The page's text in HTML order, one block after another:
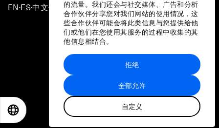
的流量。我们还会与社交媒体、广告和分析
合作伙伴分享您对我们网站的使用情况，这
些合作伙伴可能会将此类信息与您提供给他
们或他们在您使用其服务的过程中收集的其
他信息相结合。
全部允许
自定义
拒绝
EN ▪ ES▪中文▪ 日本語
站点地图
世界经济论坛